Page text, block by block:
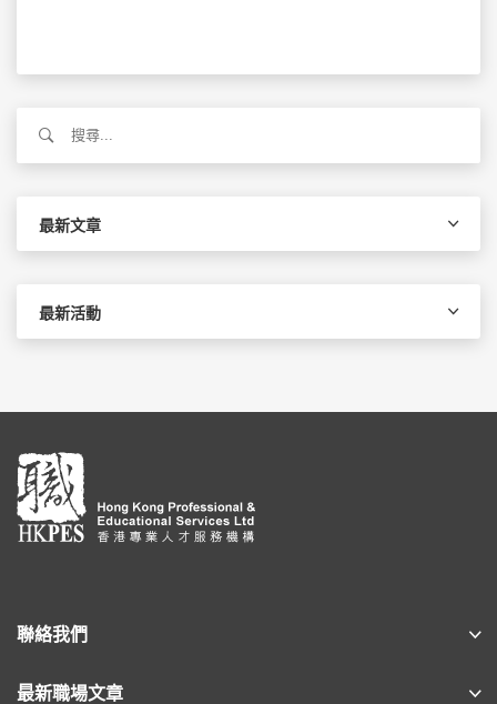
關
最新文章
最新活動
聯絡我們
最新職場文章